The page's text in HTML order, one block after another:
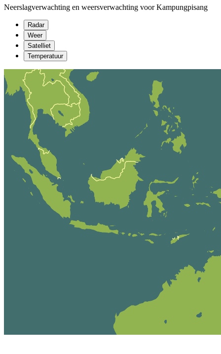
Neerslagverwachting en weersverwachting voor Kampungpisang
Radar
Weer
Satelliet
Temperatuur